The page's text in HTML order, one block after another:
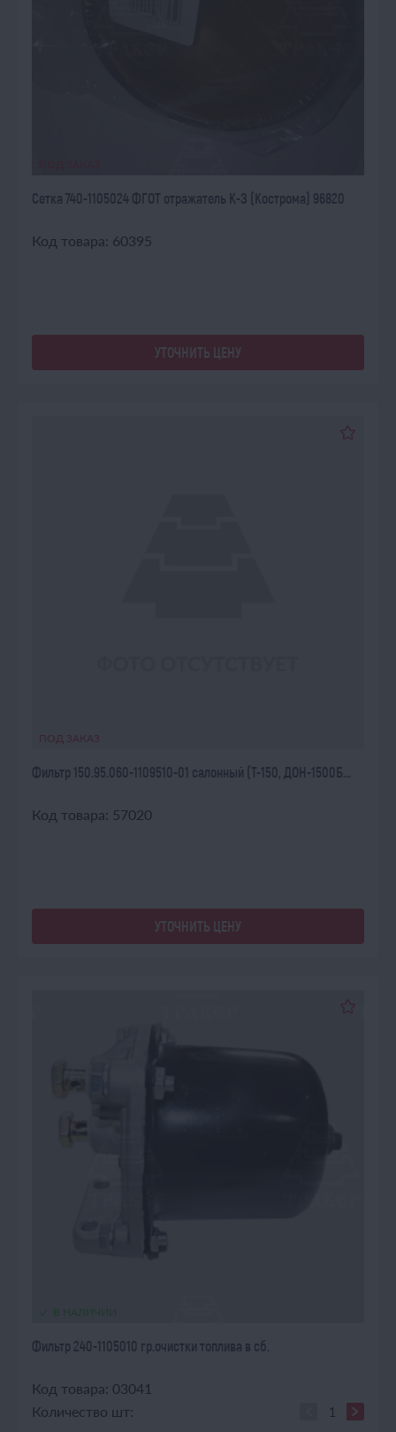
Сетка 740-1105024 ФГОТ отражатель К-З (Кострома) 96820
Код товара: 60395
УТОЧНИТЬ ЦЕНУ
ПОД ЗАКАЗ
Фильтр 150.95.060-1109510-01 салонный (Т-150, ДОН-1500Б...
Код товара: 57020
УТОЧНИТЬ ЦЕНУ
В НАЛИЧИИ
Фильтр 240-1105010 гр.очистки топлива в сб.
Код товара: 03041
Количество шт: